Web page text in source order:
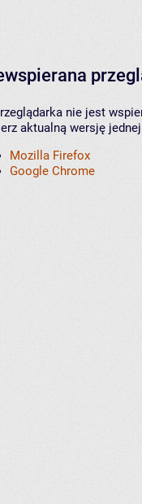
nie jest
aktualną wersję
Mozilla Firefox
Google Chrome